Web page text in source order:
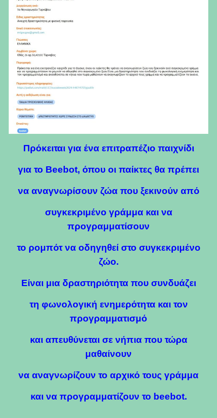
Πρόκειται για ένα επιτραπέζιο παιχνίδι
για το Beebot, όπου οι παίκτες θα πρέπει
να αναγνωρίσουν ζώα που ξεκινούν από
συγκεκριμένο γράμμα και να
προγραμματίσουν
το ρομπότ να οδηγηθεί στο συγκεκριμένο
ζώο.
Είναι μια δραστηριότητα που συνδυάζει
τη φωνολογική ενημερότητα και τον
προγραμματισμό
και απευθύνεται σε νήπια που τώρα
μαθαίνουν
να αναγνωρίζουν το αρχικό τους γράμμα
και να προγραμματίζουν το beebot.